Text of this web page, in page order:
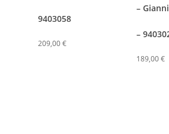
9403058
209,00€
–
–
189,00€